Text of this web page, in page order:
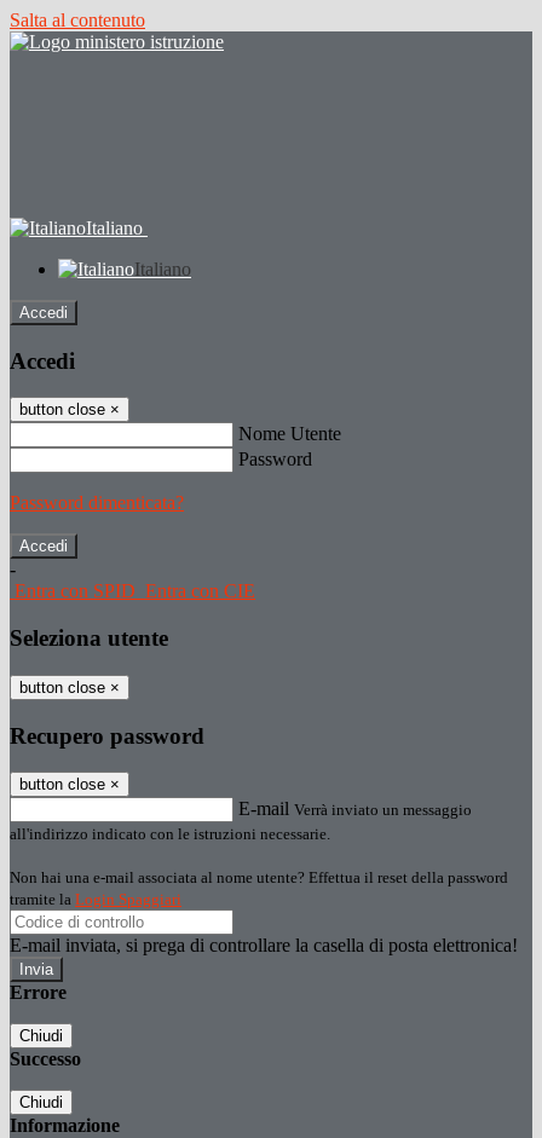
Salta al contenuto
Italiano
Italiano
Accedi
Accedi
button close ×
Nome Utente
Password
Password dimenticata?
-
Entra con SPID Entra con CIE
Seleziona utente
button close ×
Recupero password
button close ×
E-mail Verrà inviato un messaggio
all'indirizzo indicato con le istruzioni necessarie.
Non hai una e-mail associata al nome utente? Effettua il reset della password
tramite la Login Spaggiari
E-mail inviata, si prega di controllare la casella di posta elettronica!
Errore
Chiudi
Successo
Chiudi
Informazione